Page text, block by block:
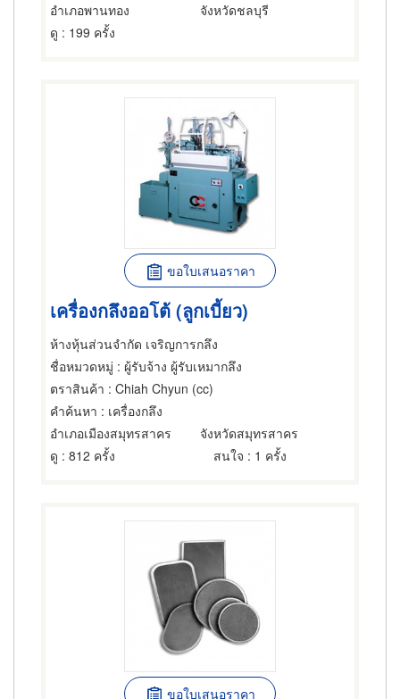
อำเภอพานทอง
จังหวัดชลบุรี
ดู : 199 ครั้ง
ขอใบเสนอราคา
เครื่องกลึงออโต้ (ลูกเบี้ยว)
ห้างหุ้นส่วนจำกัด เจริญการกลึง
ชื่อหมวดหมู่ : ผู้รับจ้าง ผู้รับเหมากลึง
ตราสินค้า : Chiah Chyun (cc)
คำค้นหา : เครื่องกลึง
อำเภอเมืองสมุทรสาคร
จังหวัดสมุทรสาคร
ดู : 812 ครั้ง สนใจ : 1 ครั้ง
ขอใบเสนอราคา